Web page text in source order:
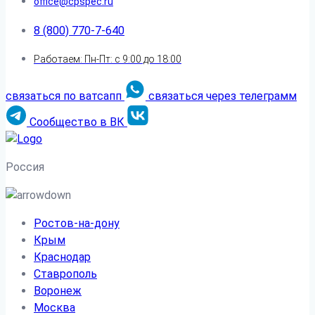
8 (800) 770-7-640
Работаем: Пн-Пт: с 9:00 до 18:00
связаться по ватсапп
связаться через телеграмм
Сообщество в ВК
Россия
Ростов-на-дону
Крым
Краснодар
Ставрополь
Воронеж
Москва